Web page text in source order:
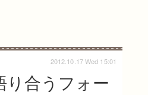
り合うフォー
2012.10.17 Wed 15:01